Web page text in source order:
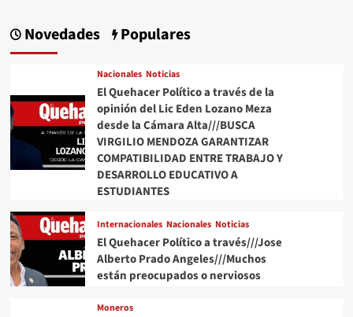
Novedades Populares
Nacionales Noticias
El Quehacer Político a través de la
opinión del Lic Eden Lozano Meza
desde la Cámara Alta///BUSCA
VIRGILIO MENDOZA GARANTIZAR
COMPATIBILIDAD ENTRE TRABAJO Y
DESARROLLO EDUCATIVO A
ESTUDIANTES
Internacionales Nacionales Noticias
El Quehacer Político a través///Jose
Alberto Prado Angeles///Muchos
están preocupados o nerviosos
Moneros